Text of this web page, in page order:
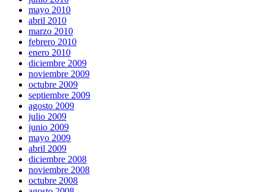
mayo 2010
abril 2010
marzo 2010
febrero 2010
enero 2010
diciembre 2009
noviembre 2009
octubre 2009
septiembre 2009
agosto 2009
julio 2009
junio 2009
mayo 2009
abril 2009
diciembre 2008
noviembre 2008
octubre 2008